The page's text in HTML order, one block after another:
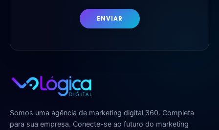
ENVIAR
Somos uma agência de marketing digital 360. Completa
para sua empresa. Conecte-se ao futuro do marketing